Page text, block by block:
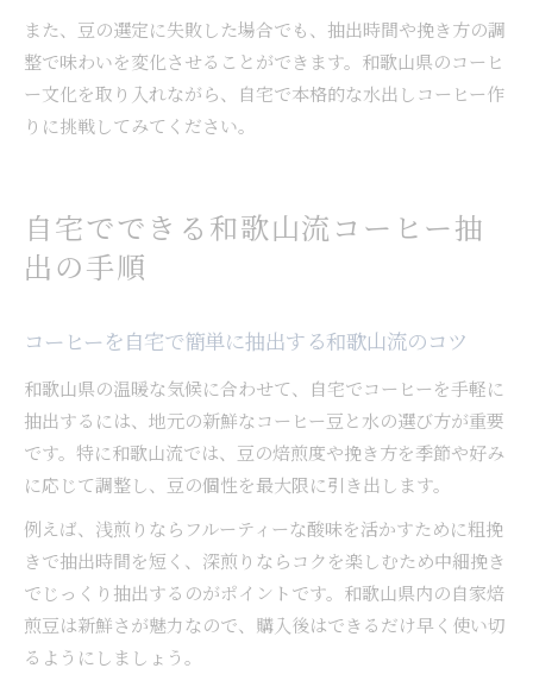
また、豆の選定に失敗した場合でも、抽出時間や挽き方の調
整で味わいを変化させることができます。和歌山県のコーヒ
ー文化を取り入れながら、自宅で本格的な水出しコーヒー作
りに挑戦してみてください。
自宅でできる和歌山流コーヒー抽
出の手順
コーヒーを自宅で簡単に抽出する和歌山流のコツ
和歌山県の温暖な気候に合わせて、自宅でコーヒーを手軽に
抽出するには、地元の新鮮なコーヒー豆と水の選び方が重要
です。特に和歌山流では、豆の焙煎度や挽き方を季節や好み
に応じて調整し、豆の個性を最大限に引き出します。
例えば、浅煎りならフルーティーな酸味を活かすために粗挽
きで抽出時間を短く、深煎りならコクを楽しむため中細挽き
でじっくり抽出するのがポイントです。和歌山県内の自家焙
煎豆は新鮮さが魅力なので、購入後はできるだけ早く使い切
るようにしましょう。